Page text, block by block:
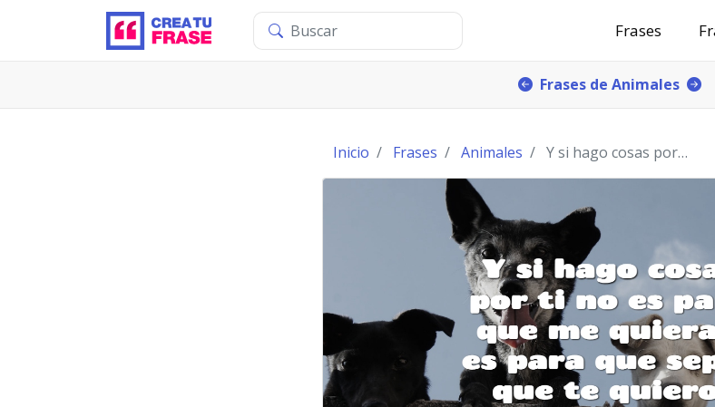
Frases
Frases de Animales
Inicio Frases Animales Y si hago cosas por ti no es para que me quieras,